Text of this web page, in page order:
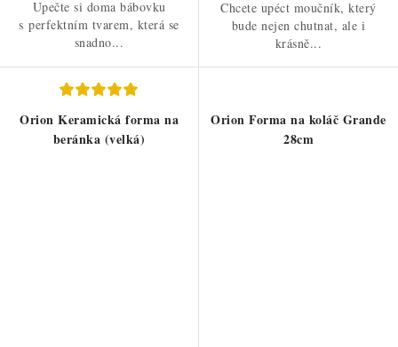
Upečte si doma bábovku
s perfektním tvarem, která se
snadno...
Chcete upéct moučník, který
bude nejen chutnat, ale i
krásně...
Orion Keramická forma na
beránka (velká)
Orion Forma na koláč Grande
28cm